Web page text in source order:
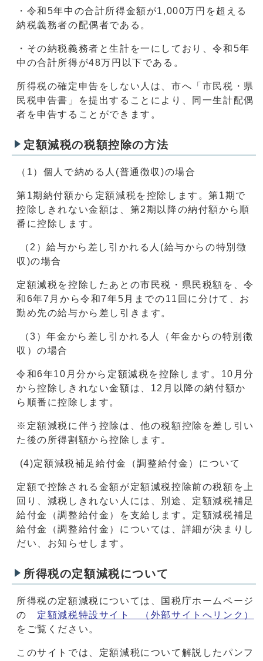
・令和5年中の合計所得金額が1,000万円を超える
納税義務者の配偶者である。
・その納税義務者と生計を一にしており、令和5年
中の合計所得が48万円以下である。
所得税の確定申告をしない人は、市へ「市民税・県
民税申告書」を提出することにより、同一生計配偶
者を申告することができます。
定額減税の税額控除の方法
（1）個人で納める人(普通徴収)の場合
第1期納付額から定額減税を控除します。第1期で
控除しきれない金額は、第2期以降の納付額から順
番に控除します。
（2）給与から差し引かれる人(給与からの特別徴
収)の場合
定額減税を控除したあとの市民税・県民税額を、令
和6年7月から令和7年5月までの11回に分けて、お
勤め先の給与から差し引きます。
（3）年金から差し引かれる人（年金からの特別徴
収）の場合
令和6年10月分から定額減税を控除します。10月分
から控除しきれない金額は、12月以降の納付額か
ら順番に控除します。
※定額減税に伴う控除は、他の税額控除を差し引い
た後の所得割額から控除します。
(4)定額減税補足給付金（調整給付金）について
定額で控除される金額が定額減税控除前の税額を上
回り、減税しきれない人には、別途、定額減税補足
給付金（調整給付金）を支給します。定額減税補足
給付金（調整給付金）については、詳細が決まりし
だい、お知らせします。
所得税の定額減税について
所得税の定額減税については、国税庁ホームページ
の 定額減税特設サイト （外部サイトへリンク）
をご覧ください。
このサイトでは、定額減税について解説したパンフ